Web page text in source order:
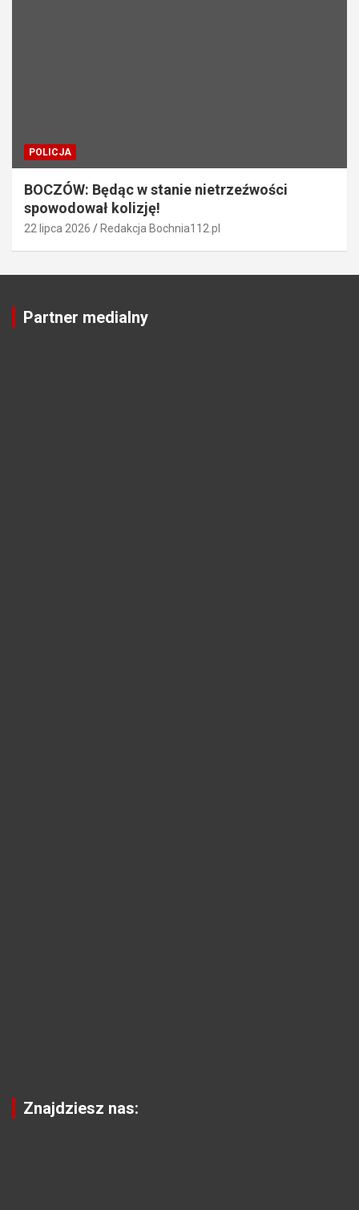
POLICJA
BOCZÓW: Będąc w stanie nietrzeźwości
spowodował kolizję!
22 lipca 2026 Redakcja Bochnia112.pl
Partner medialny
Znajdziesz nas: